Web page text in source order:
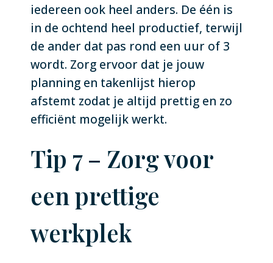
iedereen ook heel anders. De één is
in de ochtend heel productief, terwijl
de ander dat pas rond een uur of 3
wordt. Zorg ervoor dat je jouw
planning en takenlijst hierop
afstemt zodat je altijd prettig en zo
efficiënt mogelijk werkt.
Tip 7 – Zorg voor
een prettige
werkplek